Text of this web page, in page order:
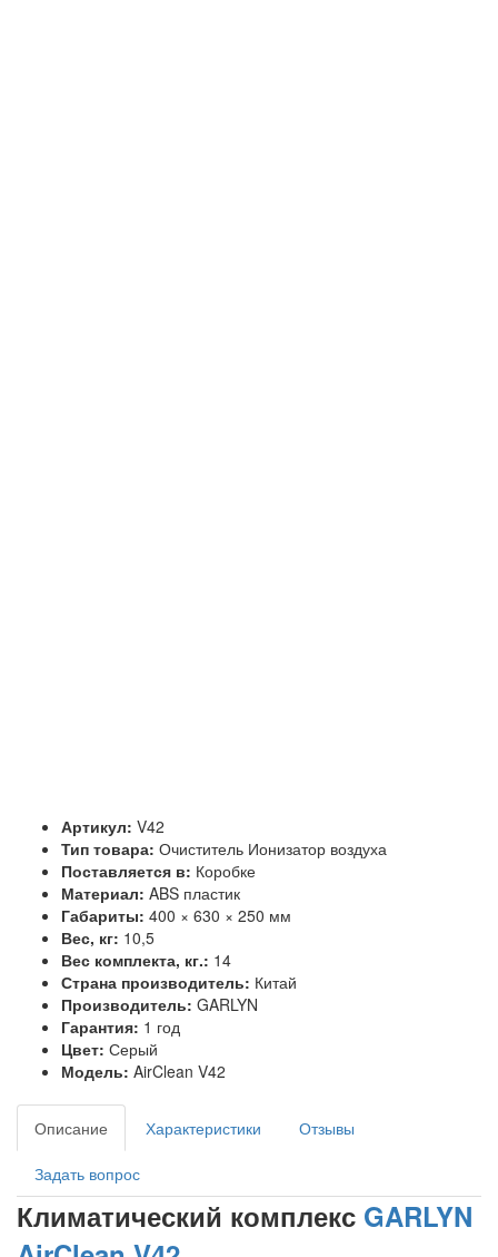
Артикул: V42
Тип товара: Очиститель Ионизатор воздуха
Поставляется в: Коробке
Материал: ABS пластик
Габариты: 400 × 630 × 250 мм
Вес, кг: 10,5
Вес комплекта, кг.: 14
Страна производитель: Китай
Производитель: GARLYN
Гарантия: 1 год
Цвет: Серый
Модель: AirClean V42
Описание Характеристики Отзывы
Задать вопрос
Климатический комплекс GARLYN